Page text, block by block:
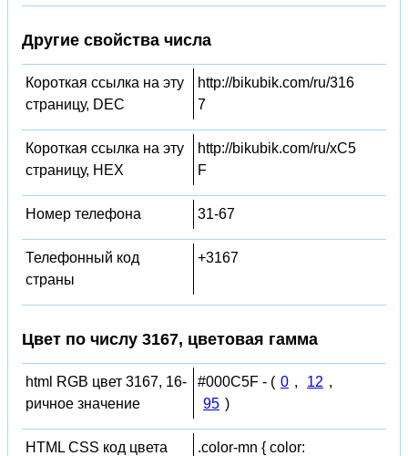
Другие свойства числа
Короткая ссылка на эту
страницу, DEC
http://bikubik.com/ru/316
7
Короткая ссылка на эту
страницу, HEX
http://bikubik.com/ru/xC5
F
Номер телефона 31-67
Телефонный код
страны
+3167
Цвет по числу 3167, цветовая гамма
html RGB цвет 3167, 16-
ричное значение
#000C5F - ( 0 , 12 ,
95 )
HTML CSS код цвета
.color-mn { color: